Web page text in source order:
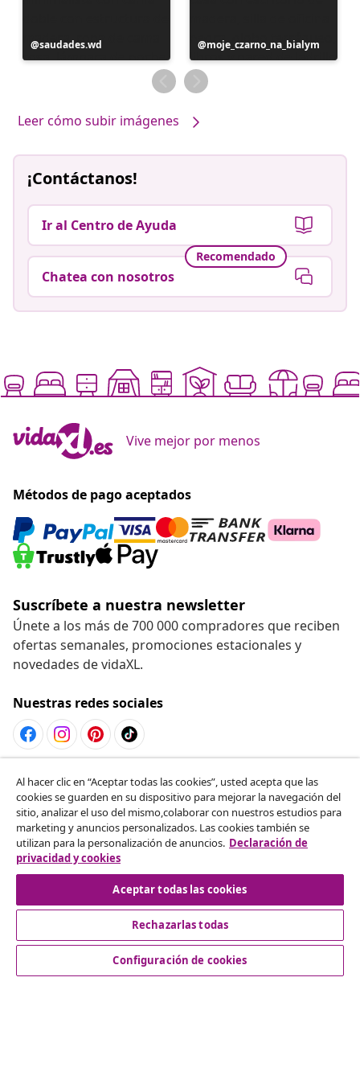
Publicación
realizada
saudades.wd
Publicación
realizada
por
moje_czarno_na_bialym
Leer cómo subir imágenes
¡Contáctanos!
Ir al Centro de Ayuda
Recomendado
Chatea con nosotros
Vive mejor por menos
Métodos de pago aceptados
Suscríbete a nuestra newsletter
Únete a los más de 700 000 compradores que reciben
ofertas semanales, promociones estacionales y
novedades de vidaXL.
Nuestras redes sociales
Desistir del contrato
Solicita la cancelación de tu pedido.
Desistir del contrato
Servicio al Cliente
Al hacer clic en “Aceptar todas las cookies”, usted acepta que las
cookies se guarden en su dispositivo para mejorar la navegación del
sitio, analizar el uso del mismo,colaborar con nuestros estudios para
marketing y anuncios personalizados. Las cookies también se
utilizan para la personalización de anuncios. Declaración de
privacidad y cookies
Aceptar todas las cookies
Rechazarlas todas
Configuración de cookies